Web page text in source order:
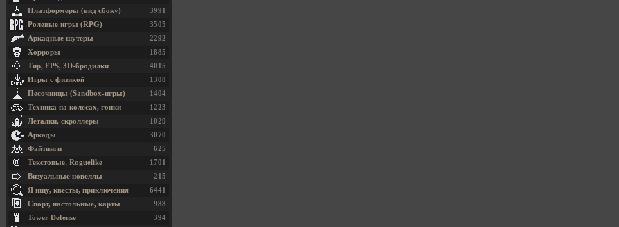
3991
Платформеры (вид сбоку)
3505
Ролевые игры (RPG)
2292
Аркадные шутеры
1885
Хорроры
4015
Тир, FPS, 3D-бродилки
1308
Игры с физикой
1404
Песочницы (Sandbox-игры)
1223
Техника на колесах, гонки
1029
Леталки, скроллеры
3070
Аркады
625
Файтинги
1701
Текстовые, Roguelike
215
Визуальные новеллы
6441
Я ищу, квесты, приключения
988
Спорт, настольные, карты
394
Tower Defense